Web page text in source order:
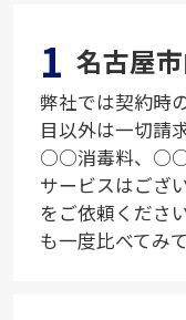
1 名古屋
弊社では契約時
目以外は一切請
○○消毒料、○○
サービスはござ
をご依頼くださ
も一度比べてみ